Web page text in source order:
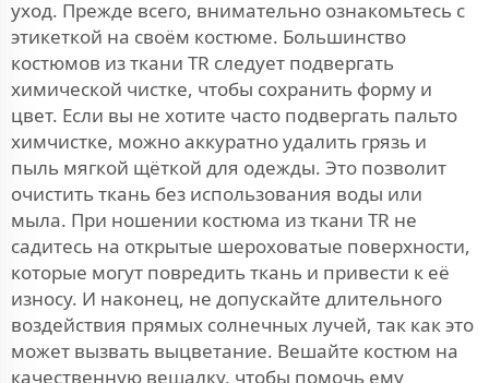
уход. Прежде всего, внимательно ознакомьтесь с
этикеткой на своём костюме. Большинство
костюмов из ткани TR следует подвергать
химической чистке, чтобы сохранить форму и
цвет. Если вы не хотите часто подвергать пальто
химчистке, можно аккуратно удалить грязь и
пыль мягкой щёткой для одежды. Это позволит
очистить ткань без использования воды или
мыла. При ношении костюма из ткани TR не
садитесь на открытые шероховатые поверхности,
которые могут повредить ткань и привести к её
износу. И наконец, не допускайте длительного
воздействия прямых солнечных лучей, так как это
может вызвать выцветание. Вешайте костюм на
качественную вешалку, чтобы помочь ему